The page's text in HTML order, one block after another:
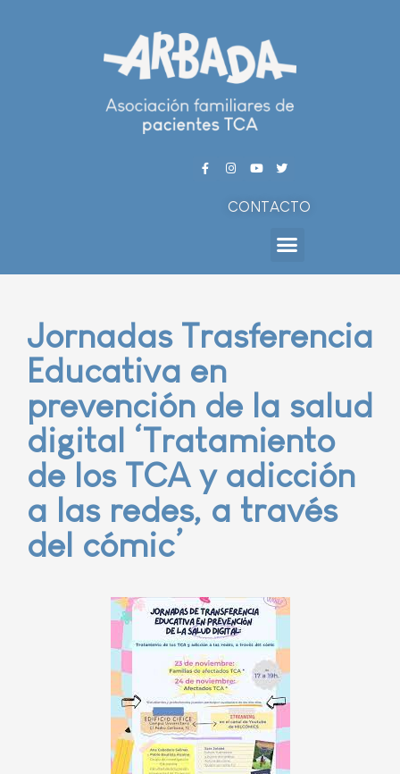
CONTACTO
Jornadas Trasferencia
Educativa en
prevención de la salud
digital ‘Tratamiento
de los TCA y adicción
a las redes, a través
del cómic’